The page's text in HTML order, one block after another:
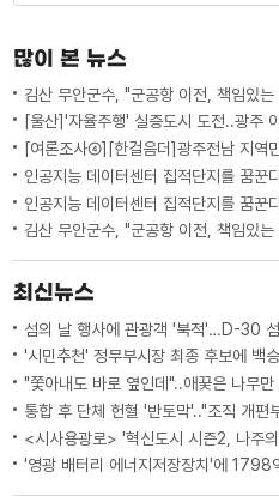
많이 본 뉴스
김산 무안군수, "군공항 이전, 책임있
[울산]'자율주행' 실증도시 도전..광주
인공지능 데이터센터 집적단지를 꿈꾼
인공지능 데이터센터 집적단지를 꿈꾼
김산 무안군수, "군공항 이전, 책임있
최신뉴스
섬의 날 행사에 관광객 '북적'…D-30
'시민추천' 정무부시장 최종 후보에 백
"쫓아내도 바로 옆인데"..애꿎은 나무만
통합 후 단체 헌혈 '반토막'.."조직 개편
<시사용광로> '혁신도시 시즌2, 나주
'영광 배터리 에너지저장장치'에 1798